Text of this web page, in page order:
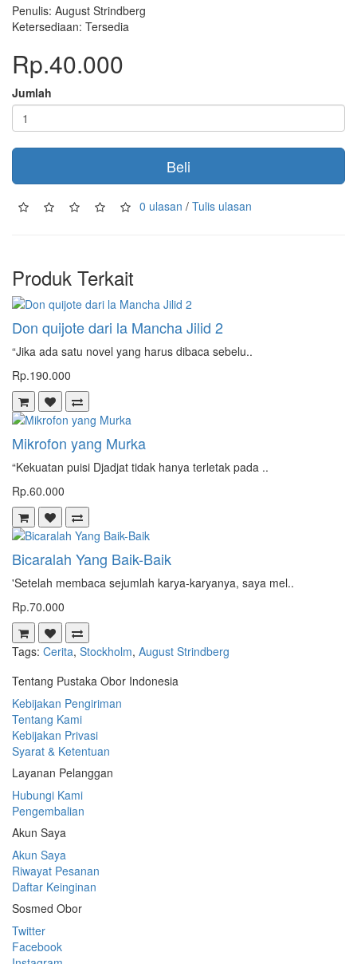
Penulis: August Strindberg
Ketersediaan: Tersedia
Rp.40.000
Jumlah
Beli
0 ulasan / Tulis ulasan
Produk Terkait
Don quijote dari la Mancha Jilid 2
“Jika ada satu novel yang harus dibaca sebelu..
Rp.190.000
Mikrofon yang Murka
“Kekuatan puisi Djadjat tidak hanya terletak pada ..
Rp.60.000
Bicaralah Yang Baik-Baik
'Setelah membaca sejumlah karya-karyanya, saya mel..
Rp.70.000
Tags: Cerita, Stockholm, August Strindberg
Tentang Pustaka Obor Indonesia
Kebijakan Pengiriman
Tentang Kami
Kebijakan Privasi
Syarat & Ketentuan
Layanan Pelanggan
Hubungi Kami
Pengembalian
Akun Saya
Akun Saya
Riwayat Pesanan
Daftar Keinginan
Sosmed Obor
Twitter
Facebook